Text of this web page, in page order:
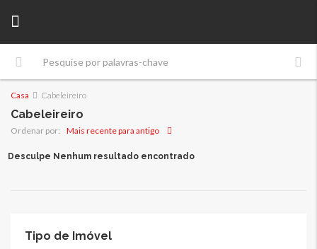
Casa Cabeleireiro
Cabeleireiro
Ordenar por: Mais recente para antigo
Desculpe Nenhum resultado encontrado
Tipo de Imóvel